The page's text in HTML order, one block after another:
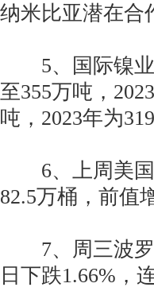
纳米比亚潜在合
5、国际镍业
至355万吨，
吨，2023年为
6、上周美国
82.5万桶，前值
7、周三波罗
日下跌1.66%，